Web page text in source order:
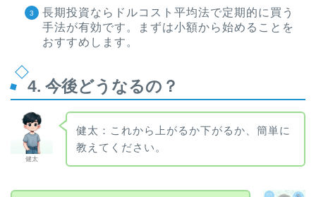
長期投資ならドルコスト平均法で定期的に買う
手法が有効です。まずは小額から始めることを
おすすめします。
4. 今後どうなるの？
健太
健太：これから上がるか下がるか、簡単に
教えてください。